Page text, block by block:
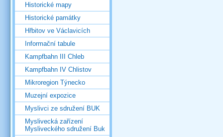
Historické mapy
Historické památky
Hřbitov ve Václavicích
Informační tabule
Kampfbahn III Chleb
Kampfbahn IV Chlistov
Mikroregion Týnecko
Muzejní expozice
Myslivci ze sdružení BUK
Myslivecká zařízení
Mysliveckého sdružení Buk